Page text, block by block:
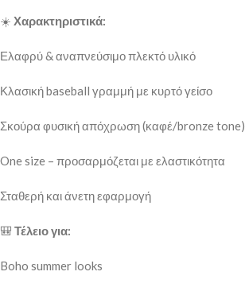
☀️ Χαρακτηριστικά:
Ελαφρύ & αναπνεύσιμο πλεκτό υλικό
Κλασική baseball γραμμή με κυρτό γείσο
Σκούρα φυσική απόχρωση (καφέ/bronze tone)
One size – προσαρμόζεται με ελαστικότητα
Σταθερή και άνετη εφαρμογή
🎒 Τέλειο για:
Boho summer looks